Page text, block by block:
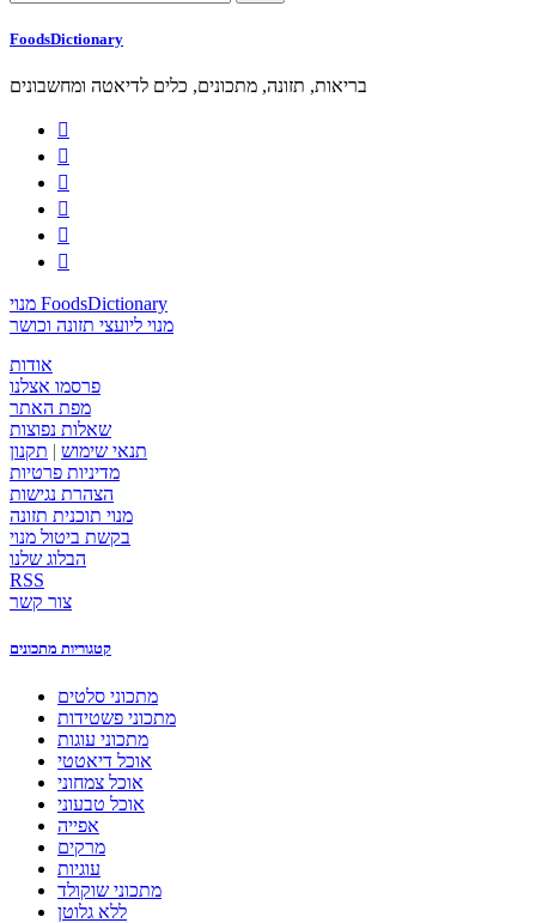
FoodsDictionary
בריאות, תזונה, מתכונים, כלים לדיאטה ומחשבונים






מנוי FoodsDictionary
מנוי ליועצי תזונה וכושר
אודות
פרסמו אצלנו
מפת האתר
שאלות נפוצות
תנאי שימוש | תקנון
מדיניות פרטיות
הצהרת נגישות
מנוי תוכנית תזונה
בקשת ביטול מנוי
הבלוג שלנו
RSS
צור קשר
קטגוריות מתכונים
מתכוני סלטים
מתכוני פשטידות
מתכוני עוגות
אוכל דיאטטי
אוכל צמחוני
אוכל טבעוני
אפייה
מרקים
עוגיות
מתכוני שוקולד
ללא גלוטן